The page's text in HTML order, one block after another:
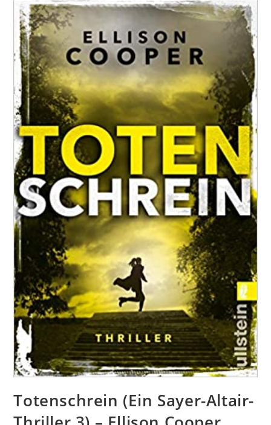
Totenschrein (Ein Sayer-Altair-